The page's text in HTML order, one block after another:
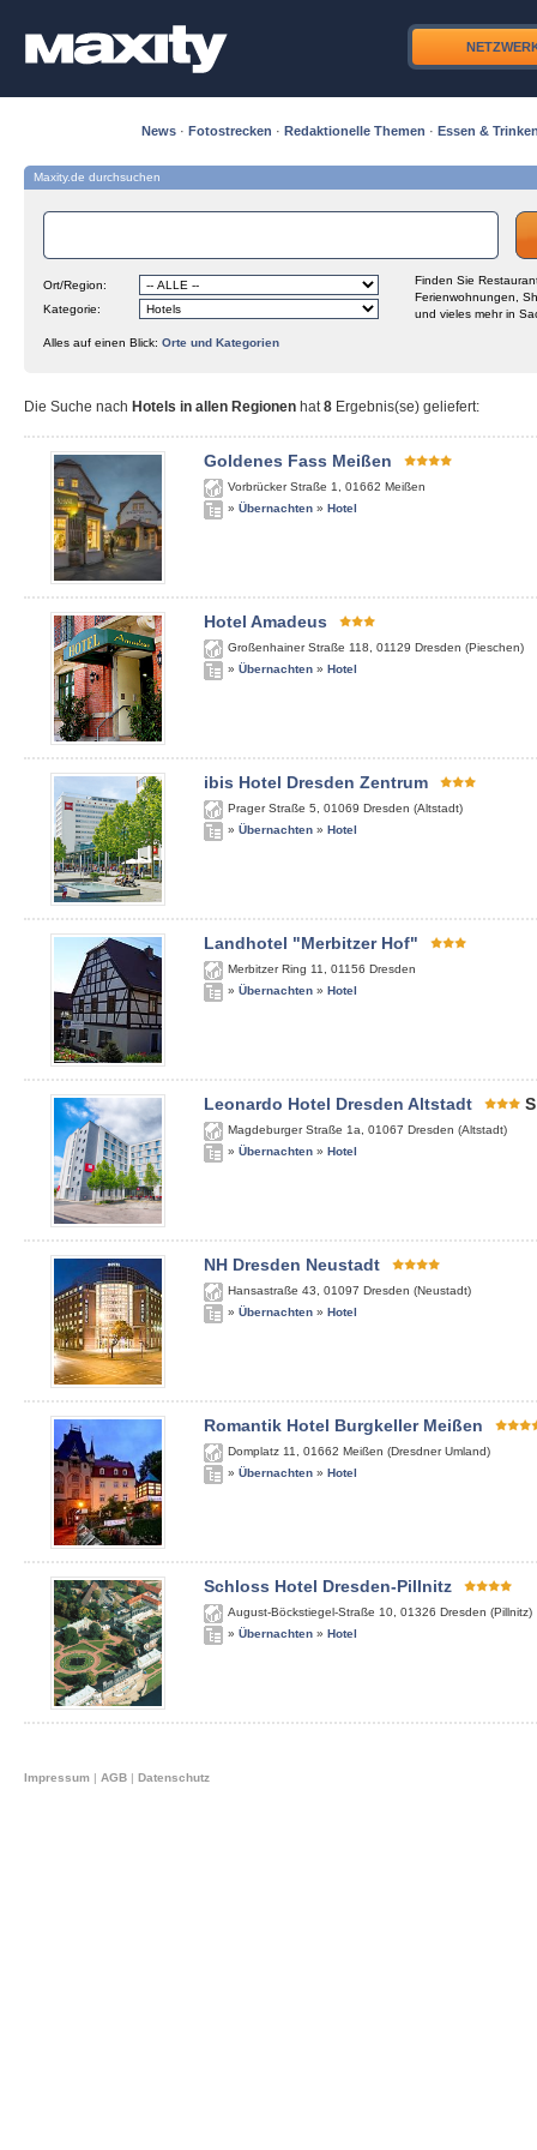
News · Fotostrecken · Redaktionelle Themen · Essen &
Maxity.de durchsuchen
Ort/Region:
Kategorie:
Finden Sie
Ferienwohnungen,
und vieles mehr in
Alles auf einen Blick: Orte und Kategorien
Die Suche nach Hotels in allen Regionen hat8 Ergebnis(se) geliefert:
Goldenes Fass Meißen
Vorbrücker Straße 1 01662 Meißen
» Übernachten » Hotel
Hotel Amadeus
Großenhainer Straße 118 01129 Dresden (Pieschen)
» Übernachten » Hotel
ibis Hotel Dresden Zentrum
Prager Straße 5 01069 Dresden (Altstadt)
» Übernachten » Hotel
Landhotel "Merbitzer Hof"
Merbitzer Ring 11 01156 Dresden
» Übernachten » Hotel
Leonardo Hotel Dresden Altstadt S
Magdeburger Straße 1a 01067 Dresden (Altstadt)
» Übernachten » Hotel
NH Dresden Neustadt
Hansastraße 43 01097 Dresden (Neustadt)
» Übernachten » Hotel
Romantik Hotel Burgkeller Meißen
Domplatz 11 01662 Meißen (Dresdner Umland)
» Übernachten » Hotel
Schloss Hotel Dresden-Pillnitz
August-Böckstiegel-Straße 10 01326 Dresden (Pillnitz)
» Übernachten » Hotel
Impressum | AGB | Datenschutz